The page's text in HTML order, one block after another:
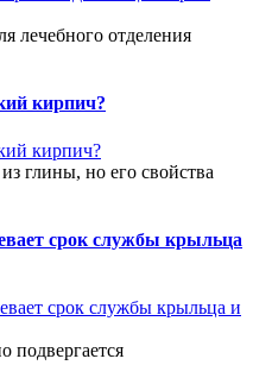
лечебного отделения
кирпич?
глины, но его свойства
срок службы крыльца
подвергается